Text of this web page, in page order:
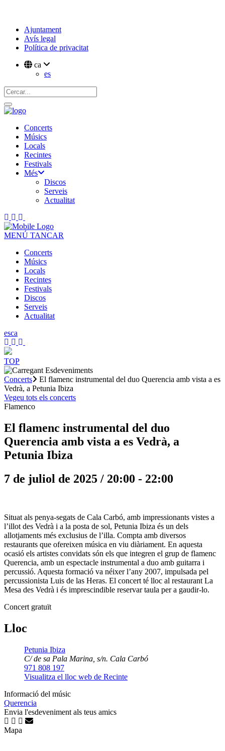
Ajuntament
Avís legal
Política de privacitat
ca
es
Concerts
Músics
Locals
Recintes
Festivals
Més
Discos
Serveis
Actualitat
MENÚ TANCAR
Concerts
Músics
Locals
Recintes
Festivals
Discos
Serveis
Actualitat
esca
TOP
Concerts
El flamenc instrumental del duo Querencia amb vista a es
Vedrà, a Petunia Ibiza
Vegeu tots els concerts
Flamenco
El flamenc instrumental del duo
Querencia amb vista a es Vedrà, a
Petunia Ibiza
7 de juliol de 2025 / 20:00 - 22:00
Situat als penya-segats de Cala Carbó, amb impressionants vistes a
l’illot des Vedrà i a la posta de sol, Petunia Ibiza és un dels
allotjaments més exclusius de l’illa. Compta amb diversos
restaurants que ofereixen música en viu diàriament. En aquesta
ocasió els artistes convidats són els que integren el grup de flamenc
Querencia, amb un espectacle instrumental a duo amb guitarra i
percussió. Aquesta formació va néixer l’any 2007, impulsada pel
percussionista Luis de las Heras. El concert té lloc al restaurant La
Mesa des Vedrà i és imprescindible reservar taula per a gaudir-lo.
Concert gratuït
Lloc
Petunia Ibiza
C/ de sa Pala Marina, s/n. Cala Carbó
971 808 197
Visualitza el lloc web de Recinte
Informació del músic
Querencia
Envia l'esdeveniment als teus amics
Mapa